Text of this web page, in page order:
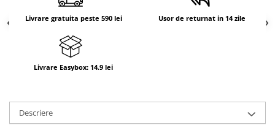
Livrare gratuita peste 590 lei Usor de returnat in 14 zile
Livrare Easybox: 14.9 lei
Descriere